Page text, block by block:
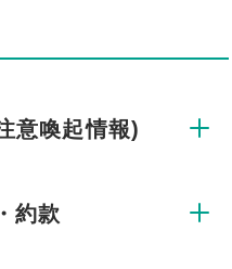
意喚起情報)
約款